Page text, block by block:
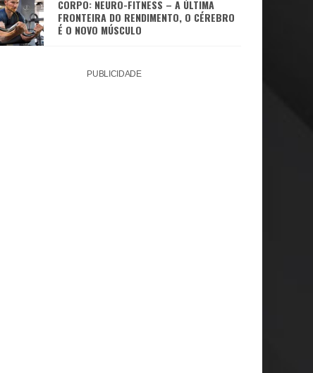
CORPO: NEURO-FITNESS – A ÚLTIMA
FRONTEIRA DO RENDIMENTO, O CÉREBRO
É O NOVO MÚSCULO
PUBLICIDADE